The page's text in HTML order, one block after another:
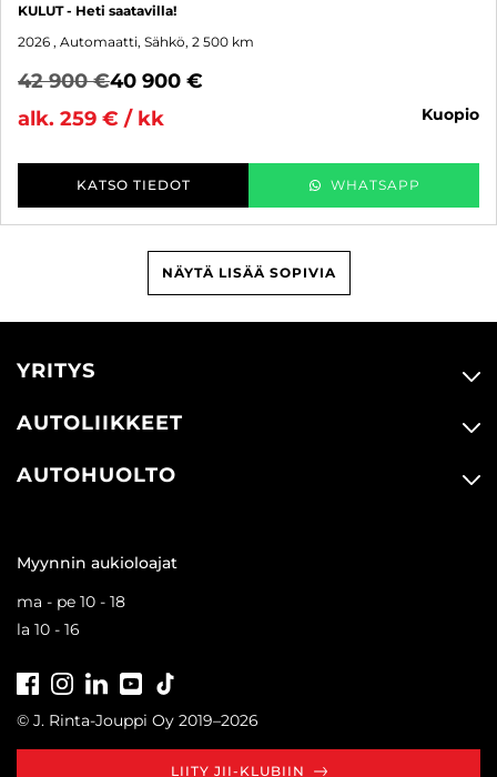
KULUT - Heti saatavilla!
2026 , Automaatti, Sähkö, 2 500 km
42 900 €40 900 €
alk. 259 € / kk
kuopio
KATSO TIEDOT WHATSAPP
NÄYTÄ LISÄÄ SOPIVIA
YRITYS
AUTOLIIKKEET
AUTOHUOLTO
Myynnin aukioloajat
ma - pe 10 - 18
la 10 - 16
FacebookInstagramLinkedInYoutube
© J. Rinta-Jouppi Oy 2019–2026
LIITY JII-KLUBIIN